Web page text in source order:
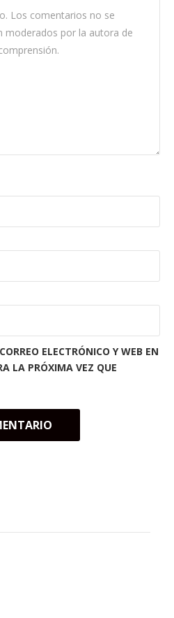
ELECTRÓNICO Y WEB EN
LA PRÓXIMA VEZ QUE